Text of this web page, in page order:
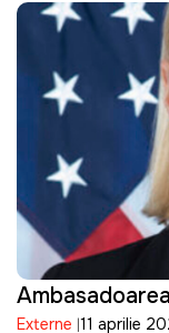
Externe 11 aprilie